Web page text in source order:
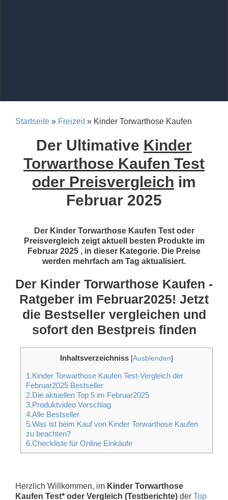
Startseite » Freizeit» Kinder Torwarthose Kaufen
Der Ultimative Kinder
Torwarthose Kaufen Test
oder Preisvergleich im
Februar 2025
Der Kinder Torwarthose Kaufen Test oder
Preisvergleich zeigt aktuell besten Produkte im
Februar 2025 , in dieser Kategorie. Die Preise
werden mehrfach am Tag aktualisiert.
Der Kinder Torwarthose Kaufen -
Ratgeber im Februar2025! Jetzt
die Bestseller vergleichen und
sofort den Bestpreis finden
Inhaltsverzeichniss [Ausblenden]
1.Kinder Torwarthose Kaufen Test-Vergleich der
Februar2025 Bestseller
2.Die aktuellen Top 5 im Februar2025
3.Produktvideo Vorschlag
4.Alle Bestseller
5.Was ist beim Kauf von Kinder Torwarthose Kaufen
zu beachten?
6.Checkliste für Online Einkäufe
Herzlich Willkommen, im Kinder Torwarthose
Kaufen Test* oder Vergleich (Testberichte) der Top